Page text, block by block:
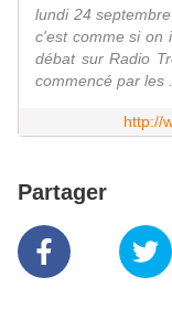
lundi 24
c'est comme si on
débat sur Radio
commencé par les ...
http://
Partager